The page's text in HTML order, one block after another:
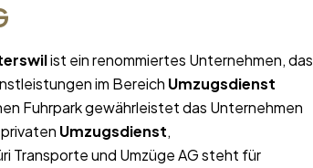
ist ein renommiertes Unternehmen, das
im Bereich Umzugsdienst
Fuhrpark gewährleistet das Unternehmen
Umzugsdienst,
Transporte und Umzüge AG steht für